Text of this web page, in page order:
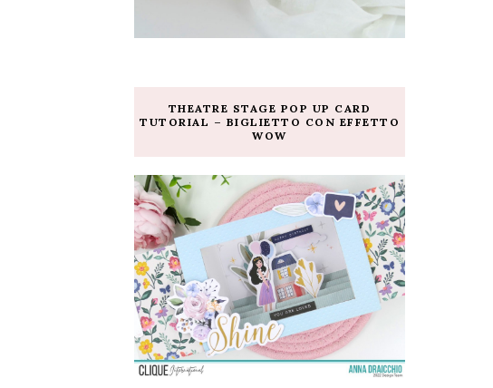
THEATRE STAGE POP UP CARD
TUTORIAL – BIGLIETTO CON EFFETTO
WOW